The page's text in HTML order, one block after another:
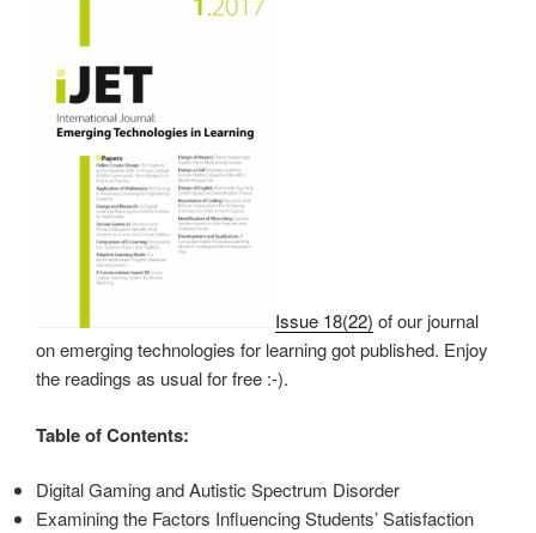
Issue 18(22) of our journal
on emerging technologies for learning got published. Enjoy
the readings as usual for free :-).
Table of Contents:
Digital Gaming and Autistic Spectrum Disorder
Examining the Factors Influencing Students’ Satisfaction